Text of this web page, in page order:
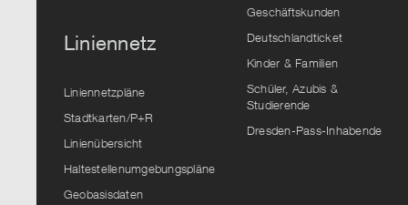
Liniennetz
Liniennetzpläne
Stadtkarten/P+R
Linienübersicht
Haltestellenumgebungspläne
Geobasisdaten
Geschäftskunden
Deutschlandticket
Kinder & Familien
Schüler, Azubis &
Studierende
Dresden-Pass-Inhabende